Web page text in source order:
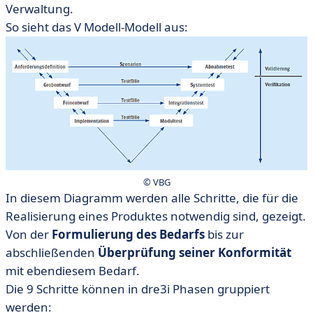
Verwaltung.
So sieht das V Modell-Modell aus:
© VBG
In diesem Diagramm werden alle Schritte, die für die
Realisierung eines Produktes notwendig sind, gezeigt.
Von der Formulierung des Bedarfs bis zur
abschließenden Überprüfung seiner Konformität
mit ebendiesem Bedarf.
Die 9 Schritte können in dre3i Phasen gruppiert
werden: